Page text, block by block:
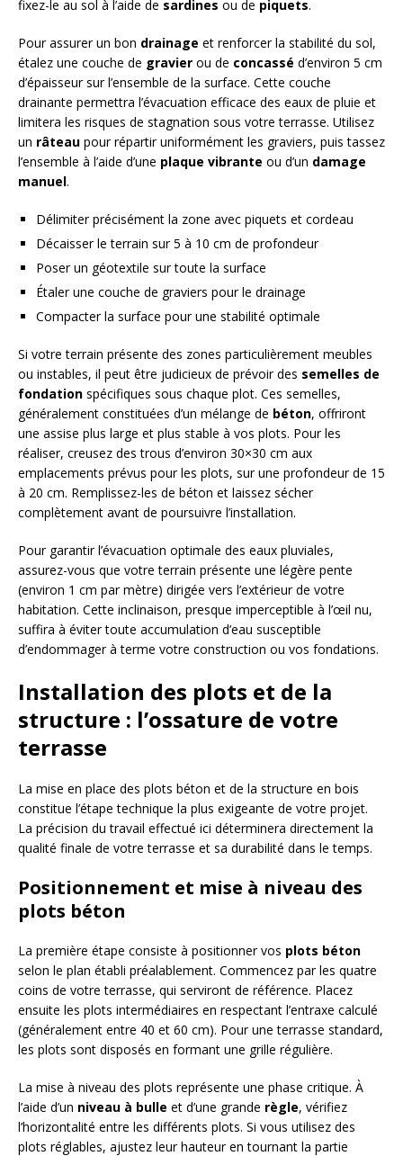
fixez-le au sol à l’aide de sardines ou de piquets.
Pour assurer un bon drainage et renforcer la stabilité du sol,
étalez une couche de gravier ou de concassé d’environ 5 cm
d’épaisseur sur l’ensemble de la surface. Cette couche
drainante permettra l’évacuation efficace des eaux de pluie et
limitera les risques de stagnation sous votre terrasse. Utilisez
un râteau pour répartir uniformément les graviers, puis tassez
l’ensemble à l’aide d’une plaque vibrante ou d’un damage
manuel.
Délimiter précisément la zone avec piquets et cordeau
Décaisser le terrain sur 5 à 10 cm de profondeur
Poser un géotextile sur toute la surface
Étaler une couche de graviers pour le drainage
Compacter la surface pour une stabilité optimale
Si votre terrain présente des zones particulièrement meubles
ou instables, il peut être judicieux de prévoir des semelles de
fondation spécifiques sous chaque plot. Ces semelles,
généralement constituées d’un mélange de béton, offriront
une assise plus large et plus stable à vos plots. Pour les
réaliser, creusez des trous d’environ 30×30 cm aux
emplacements prévus pour les plots, sur une profondeur de 15
à 20 cm. Remplissez-les de béton et laissez sécher
complètement avant de poursuivre l’installation.
Pour garantir l’évacuation optimale des eaux pluviales,
assurez-vous que votre terrain présente une légère pente
(environ 1 cm par mètre) dirigée vers l’extérieur de votre
habitation. Cette inclinaison, presque imperceptible à l’œil nu,
suffira à éviter toute accumulation d’eau susceptible
d’endommager à terme votre construction ou vos fondations.
Installation des plots et de la
structure : l’ossature de votre
terrasse
La mise en place des plots béton et de la structure en bois
constitue l’étape technique la plus exigeante de votre projet.
La précision du travail effectué ici déterminera directement la
qualité finale de votre terrasse et sa durabilité dans le temps.
Positionnement et mise à niveau des
plots béton
La première étape consiste à positionner vos plots béton
selon le plan établi préalablement. Commencez par les quatre
coins de votre terrasse, qui serviront de référence. Placez
ensuite les plots intermédiaires en respectant l’entraxe calculé
(généralement entre 40 et 60 cm). Pour une terrasse standard,
les plots sont disposés en formant une grille régulière.
La mise à niveau des plots représente une phase critique. À
l’aide d’un niveau à bulle et d’une grande règle, vérifiez
l’horizontalité entre les différents plots. Si vous utilisez des
plots réglables, ajustez leur hauteur en tournant la partie